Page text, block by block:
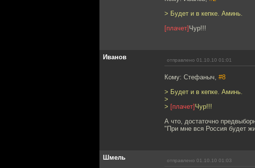
> Будет и в кепке. Аминь.
[плачет] Чур!!!
Иванов отправлено 01.10.10 01:01
Кому: Стефаныч, #8
> Будет и в кепке. Аминь.
>
> [плачет] Чур!!!
А что, достаточно
"При мне вся Россия будет
Шмель отправлено 01.10.10 01:03